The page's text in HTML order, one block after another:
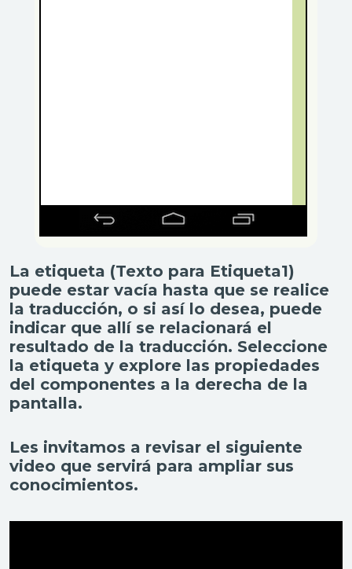
La etiqueta (Texto para Etiqueta1)
puede estar vacía hasta que se realice
la traducción, o si así lo desea, puede
indicar que allí se relacionará el
resultado de la traducción. Seleccione
la etiqueta y explore las propiedades
del componentes a la derecha de la
pantalla.
Les invitamos a revisar el siguiente
video que servirá para ampliar sus
conocimientos.